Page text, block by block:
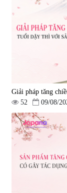
Giải pháp tăng
52
09/08/